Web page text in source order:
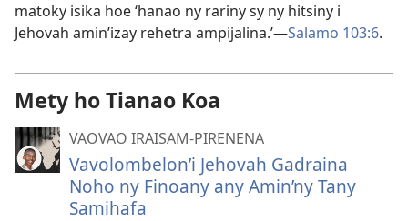
matoky isika hoe ‘hanao ny rariny sy ny hitsiny i
Jehovah amin’izay rehetra ampijalina.’​—Salamo 103:6.
Mety ho Tianao Koa
VAOVAO IRAISAM-PIRENENA
Vavolombelon’i Jehovah Gadraina
Noho ny Finoany any Amin’ny Tany
Samihafa